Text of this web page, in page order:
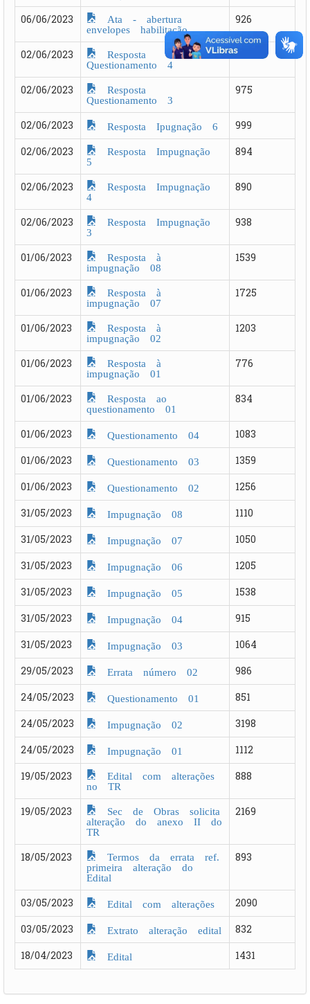
06/06/2023
Ata - abertura
envelopes habilitação
926
02/06/2023
Resposta
Questionamento 4
982
02/06/2023
Resposta
Questionamento 3
975
02/06/2023 Resposta Ipugnação 6
999
02/06/2023
Resposta Impugnação
5
894
02/06/2023
Resposta Impugnação
4
890
02/06/2023
Resposta Impugnação
3
938
01/06/2023
Resposta à
impugnação 08
1539
01/06/2023
Resposta à
impugnação 07
1725
01/06/2023
Resposta à
impugnação 02
1203
01/06/2023
Resposta à
impugnação 01
776
01/06/2023
Resposta ao
questionamento 01
834
01/06/2023 Questionamento 04
1083
01/06/2023
Questionamento 03
1359
01/06/2023
Questionamento 02
1256
31/05/2023
Impugnação 08
1110
31/05/2023
Impugnação 07
1050
31/05/2023
Impugnação 06
1205
31/05/2023
Impugnação 05
1538
31/05/2023
Impugnação 04
915
31/05/2023
Impugnação 03
1064
29/05/2023
Errata número 02
986
24/05/2023
Questionamento 01
851
24/05/2023
Impugnação 02
3198
24/05/2023
Impugnação 01
1112
19/05/2023
Edital com alterações
no TR
888
19/05/2023
Sec de Obras solicita
alteração do anexo II do
TR
2169
18/05/2023
Termos da errata ref.
primeira alteração do
Edital
893
03/05/2023 Edital com alterações
2090
03/05/2023
Extrato alteração edital
832
18/04/2023
Edital 1431